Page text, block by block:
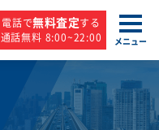
電話で無料査定する
通話無料 8:00~22:00
メニュー